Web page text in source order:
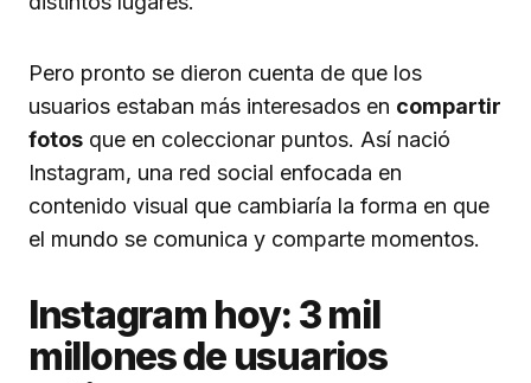
Pero pronto se dieron cuenta de que los
usuarios estaban más interesados en compartir
fotos que en coleccionar puntos. Así nació
Instagram, una red social enfocada en
contenido visual que cambiaría la forma en que
el mundo se comunica y comparte momentos.
Instagram hoy: 3 mil
millones de usuarios